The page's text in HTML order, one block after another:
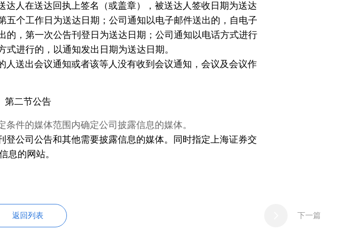
人在送达回执上签名（或盖章），被送达人签收日期为送达
五个工作日为送达日期；公司通知以电子邮件送出的，自电子
的，第一次公告刊登日为送达日期；公司通知以电话方式进行
进行的，以通知发出日期为送达日期。
送出会议通知或者该等人没有收到会议通知，会议及会议作
第二节公告
件的媒体范围内确定公司披露信息的媒体。
公司公告和其他需要披露信息的媒体。同时指定上海证券交
息的网站。
返回列表 下一篇